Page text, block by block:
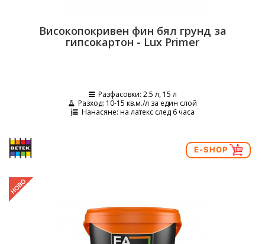
Високoпокривен фин бял грунд за
гипсокартон - Lux Primer
Разфасовки: 2.5 л, 15 л
Разход: 10-15 кв.м./л за един слой
Нанасяне: на латекс след 6 часа
E-SHOP